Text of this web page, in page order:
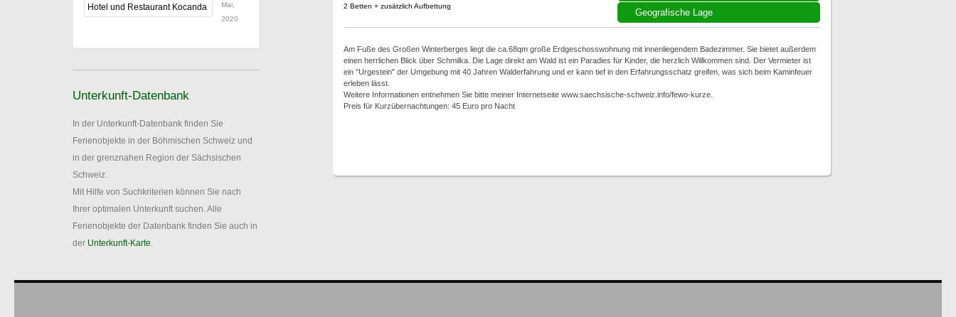
Hotel und Restaurant Kocanda
Mai,
2020
Unterkunft-Datenbank
In der Unterkunft-Datenbank finden Sie
Ferienobjekte in der Böhmischen Schweiz und
in der grenznahen Region der Sächsischen
Schweiz.
Mit Hilfe von Suchkriterien können Sie nach
Ihrer optimalen Unterkunft suchen. Alle
Ferienobjekte der Datenbank finden Sie auch in
der Unterkunft-Karte.
Geografische Lage
2 Betten + zusätzlich Aufbettung
Am Fuße des Großen Winterberges liegt die ca.68qm große Erdgeschosswohnung mit innenliegendem Badezimmer. Sie bietet außerdem
einen herrlichen Blick über Schmilka. Die Lage direkt am Wald ist ein Paradies für Kinder, die herzlich Willkommen sind. Der Vermieter ist
ein "Urgestein" der Umgebung mit 40 Jahren Walderfahrung und er kann tief in den Erfahrungsschatz greifen, was sich beim Kaminfeuer
erleben lässt.
Weitere Informationen entnehmen Sie bitte meiner Internetseite www.saechsische-schweiz.info/fewo-kurze.
Preis für Kurzübernachtungen: 45 Euro pro Nacht